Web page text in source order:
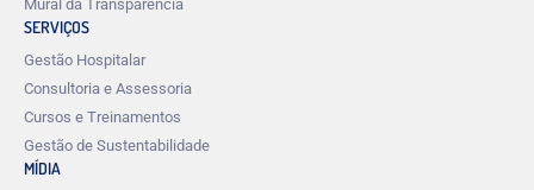
Mural da Transparência
SERVIÇOS
Gestão Hospitalar
Consultoria e Assessoria
Cursos e Treinamentos
Gestão de Sustentabilidade
MÍDIA